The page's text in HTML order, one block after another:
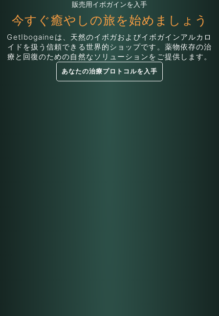
販売用イボガインを入手
今すぐ癒やしの旅を始めましょう
GetIbogaineは、天然のイボガおよびイボガインアルカロ
イドを扱う信頼できる世界的ショップです。薬物依存の治
療と回復のための自然なソリューションをご提供します。
あなたの治療プロトコルを入手